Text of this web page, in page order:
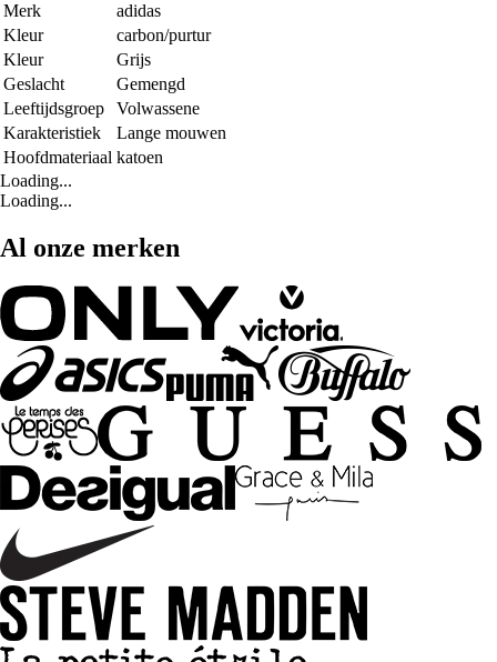
Merk
adidas
Kleur
carbon/purtur
Kleur
Grijs
Geslacht
Gemengd
Leeftijdsgroep
Volwassene
Karakteristiek
Lange mouwen
Hoofdmateriaal katoen
Loading...
Loading...
Al onze merken